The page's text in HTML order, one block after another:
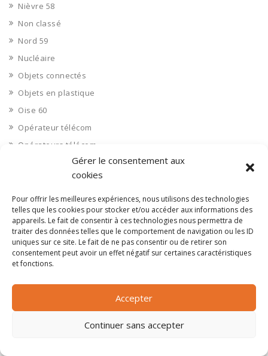
Gérer le consentement aux
cookies
Pour offrir les meilleures expériences, nous utilisons des technologies
telles que les cookies pour stocker et/ou accéder aux informations des
appareils. Le fait de consentir à ces technologies nous permettra de
traiter des données telles que le comportement de navigation ou les ID
uniques sur ce site. Le fait de ne pas consentir ou de retirer son
consentement peut avoir un effet négatif sur certaines caractéristiques
et fonctions.
Accepter
Continuer sans accepter
Nièvre 58
Non classé
Nord 59
Nucléaire
Objets connectés
Objets en plastique
Oise 60
Opérateur télécom
Opérateurs télécom
Orne 61
Ouvrages d’art
Paramédical, compléments alimentaires
Paris 75
Pas de Calais 62
Pêche